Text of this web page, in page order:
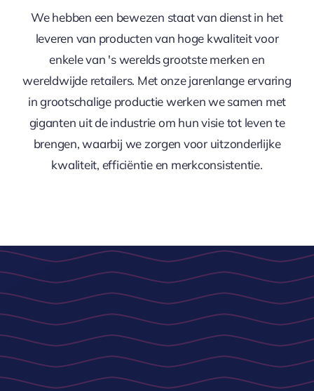
We hebben een bewezen staat van dienst in het
leveren van producten van hoge kwaliteit voor
enkele van 's werelds grootste merken en
wereldwijde retailers. Met onze jarenlange ervaring
in grootschalige productie werken we samen met
giganten uit de industrie om hun visie tot leven te
brengen, waarbij we zorgen voor uitzonderlijke
kwaliteit, efficiëntie en merkconsistentie.